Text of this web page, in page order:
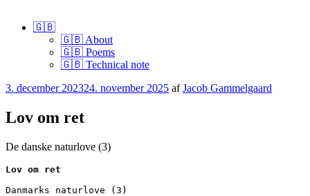
🇬🇧
🇬🇧 About
🇬🇧 Poems
🇬🇧 Technical note
Udgivet
3. december 202324. november 2025 afJacob Gammelgaard
Lov om ret
De danske naturlove (3)
Lov om ret
Danmarks naturlove (3)